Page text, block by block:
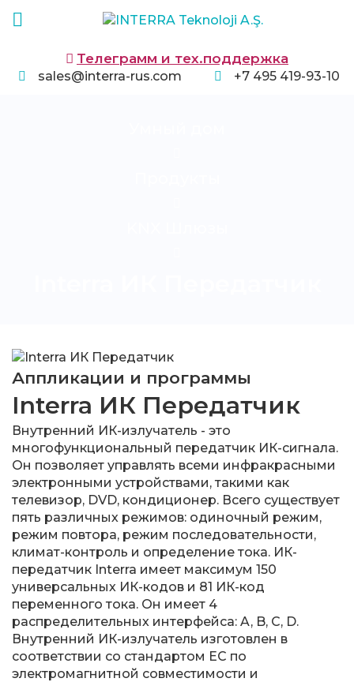
Телеграмм и тех.поддержка
sales@interra-rus.com +7 495 419-93-10
Аппликации и программы
Interra ИК Передатчик
Внутренний ИК-излучатель - это
многофункциональный передатчик ИК-сигнала.
Он позволяет управлять всеми инфракрасными
электронными устройствами, такими как
телевизор, DVD, кондиционер. Всего существует
пять различных режимов: одиночный режим,
режим повтора, режим последовательности,
климат-контроль и определение тока. ИК-
передатчик Interra имеет максимум 150
универсальных ИК-кодов и 81 ИК-код
переменного тока. Он имеет 4
распределительных интерфейса: A, B, C, D.
Внутренний ИК-излучатель изготовлен в
соответствии со стандартом ЕС по
электромагнитной совместимости и